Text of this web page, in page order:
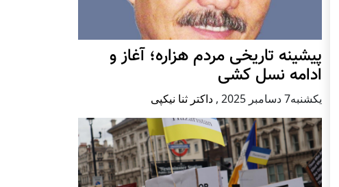
پيشينه تاريخی مردم هزاره؛ آغاز و
ادامه نسل کشی
يكشنبه7 دسامبر 2025 , داکتر ثنا نیکپی